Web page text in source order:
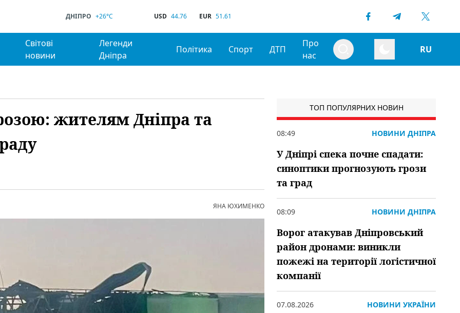
ДНІПРО +26°C USD 44.76 EUR 51.61
Світові
новини
Легенди
Дніпра
Політика Спорт ДТП
Про
нас
RU
жителям Дніпра та
ЯНА ЮХИМЕНКО
ТОП ПОПУЛЯРНИХ НОВИН
08:49 НОВИНИ ДНІПРА
У Дніпрі спека почне спадати:
синоптики прогнозують грози
та град
08:09 НОВИНИ ДНІПРА
Ворог атакував Дніпровський
район дронами: виникли
пожежі на території логістичної
компанії
07.08.2026 НОВИНИ УКРАЇНИ